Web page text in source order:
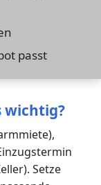
passt
wichtig?
Setze